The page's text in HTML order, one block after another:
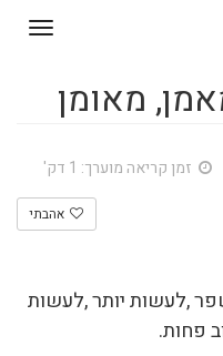
מאומן
זמן קריאה מוערך: 1 דק'
אהבתי
,לעשות יותר ,לעשות
פחות.